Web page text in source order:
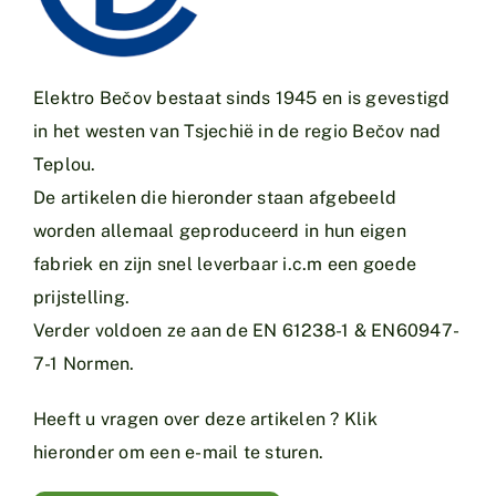
Elektro Bečov bestaat sinds 1945 en is gevestigd
in het westen van Tsjechië in de regio Bečov nad
Teplou.
De artikelen die hieronder staan afgebeeld
worden allemaal geproduceerd in hun eigen
fabriek en zijn snel leverbaar i.c.m een goede
prijstelling.
Verder voldoen ze aan de EN 61238-1 & EN60947-
7-1 Normen.
Heeft u vragen over deze artikelen ? Klik
hieronder om een e-mail te sturen.